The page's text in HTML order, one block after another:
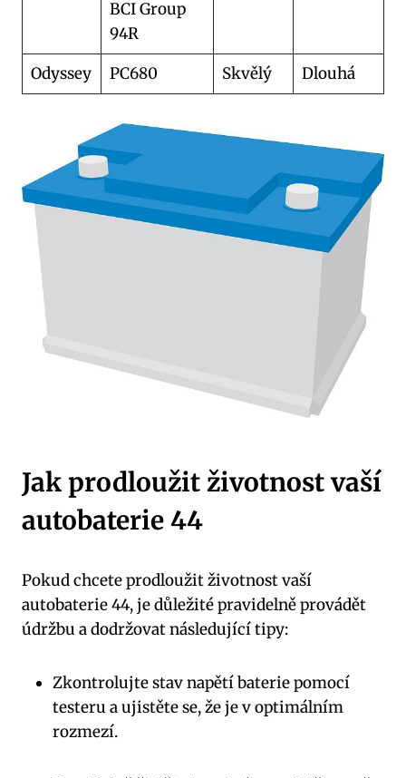
BCI Group
94R
Odyssey PC680 Skvělý Dlouhá
Jak prodloužit životnost vaší
autobaterie 44
Pokud⁣ chcete ⁤prodloužit ​životnost vaší
autobaterie 44, je důležité ⁢pravidelně provádět
údržbu a ⁢dodržovat‍ následující tipy:
Zkontrolujte stav napětí baterie‌ pomocí
testeru a ujistěte se, že je v‌ optimálním
rozmezí.